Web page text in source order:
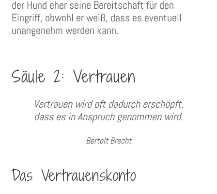
der Hund eher seine Bereitschaft für den
Eingriff, obwohl er weiß, dass es eventuell
unangenehm werden kann.
Säule 2: Vertrauen
Vertrauen wird oft dadurch erschöpft,
dass es in Anspruch genommen wird.
Bertolt Brecht
Das Vertrauenskonto